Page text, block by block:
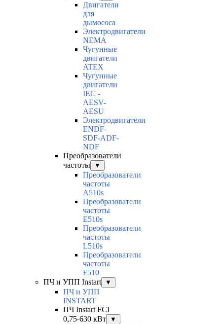
Двигатели
для
дымососа
Электродвигатели
NEMA
Чугунные
двигатели
ATEX
Чугунные
двигатели
IEC -
AESV-
AESU
Электродвигатели
ENDF-
SDF-ADF-
NDF
Преобразователи
частоты
▼
Преобразователи
частоты
A510s
Преобразователи
частоты
E510s
Преобразователи
частоты
L510s
Преобразователи
частоты
F510
ПЧ и УПП Instart
▼
ПЧ и УПП
INSTART
ПЧ Instart FCI
0,75-630 кВт
▼